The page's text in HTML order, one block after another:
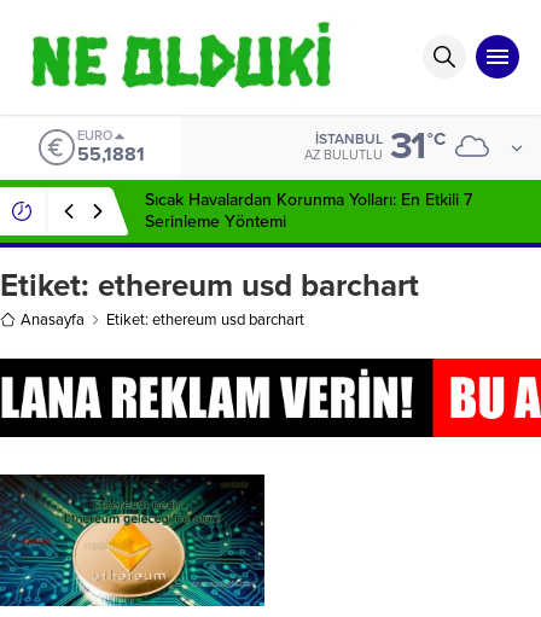
EURO
55,1881
İSTANBUL
AZ BULUTLU 31°C
Sıcak Havalardan Korunma Yolları: En Etkili 7
Serinleme Yöntemi
Etiket: ethereum usd barchart
Anasayfa Etiket: ethereum usd barchart